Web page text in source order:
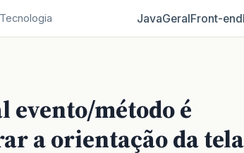
JavaGeralFront‑end
evento/método é
a orientação da tela